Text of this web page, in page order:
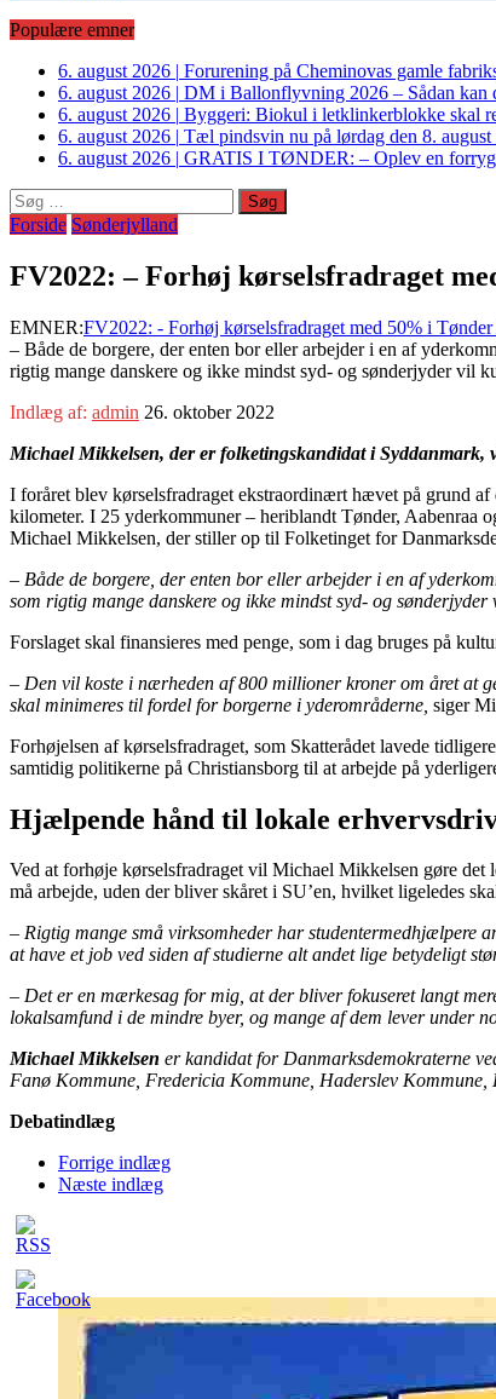
Populære emner
6. august 2026 | Forurening på Cheminovas gamle
6. august 2026 | DM i Ballonflyvning 2026 – Sådan kan
6. august 2026 | Byggeri: Biokul i letklinkerblokke skal
6. august 2026 | Tæl pindsvin nu på lørdag den 8.
6. august 2026 | GRATIS I TØNDER: – Oplev en
Søg
efter:
Forside Sønderjylland
FV2022: – Forhøj kørselsfradraget
EMNER:FV2022: - Forhøj kørselsfradraget med 50% i
– Både de borgere, der enten bor eller arbejder i en af
rigtig mange danskere og ikke mindst syd- og sønderjyder vil
Indlæg af: admin 26. oktober 2022
Michael Mikkelsen, der er folketingskandidat i
I foråret blev kørselsfradraget ekstraordinært hævet på grund
kilometer. I 25 yderkommuner – heriblandt Tønder, Aabenraa
Michael Mikkelsen, der stiller op til Folketinget for
– Både de borgere, der enten bor eller arbejder i en af
som rigtig mange danskere og ikke mindst syd- og
Forslaget skal finansieres med penge, som i dag bruges på
– Den vil koste i nærheden af 800 millioner kroner om året at
skal minimeres til fordel for borgerne i yderområderne, siger
Forhøjelsen af kørselsfradraget, som Skatterådet lavede
samtidig politikerne på Christiansborg til at arbejde på
Hjælpende hånd til lokale
Ved at forhøje kørselsfradraget vil Michael Mikkelsen gøre
må arbejde, uden der bliver skåret i SU’en, hvilket ligeledes
– Rigtig mange små virksomheder har studentermedhjælpere
at have et job ved siden af studierne alt andet lige betydeligt
– Det er en mærkesag for mig, at der bliver fokuseret langt
lokalsamfund i de mindre byer, og mange af dem lever under
Michael Mikkelsen er kandidat for Danmarksdemokraterne
Fanø Kommune, Fredericia Kommune, Haderslev Kommune,
Debatindlæg
Forrige indlæg
Næste indlæg